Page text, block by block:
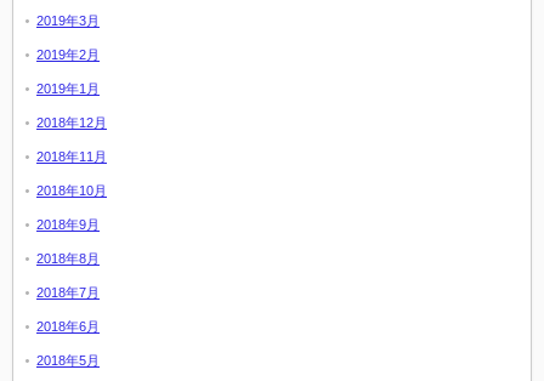
2019年3月
2019年2月
2019年1月
2018年12月
2018年11月
2018年10月
2018年9月
2018年8月
2018年7月
2018年6月
2018年5月